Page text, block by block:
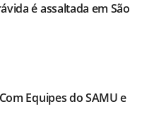
é assaltada em São
Equipes do SAMU e